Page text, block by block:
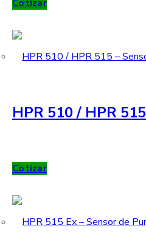
Cotizar
HPR 510 / HPR
Cotizar